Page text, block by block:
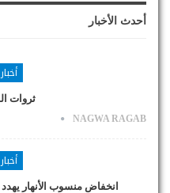
أحدث الأخبار
ثروات
NAGWA RAGAB
انخفاض منسوب الأنهار